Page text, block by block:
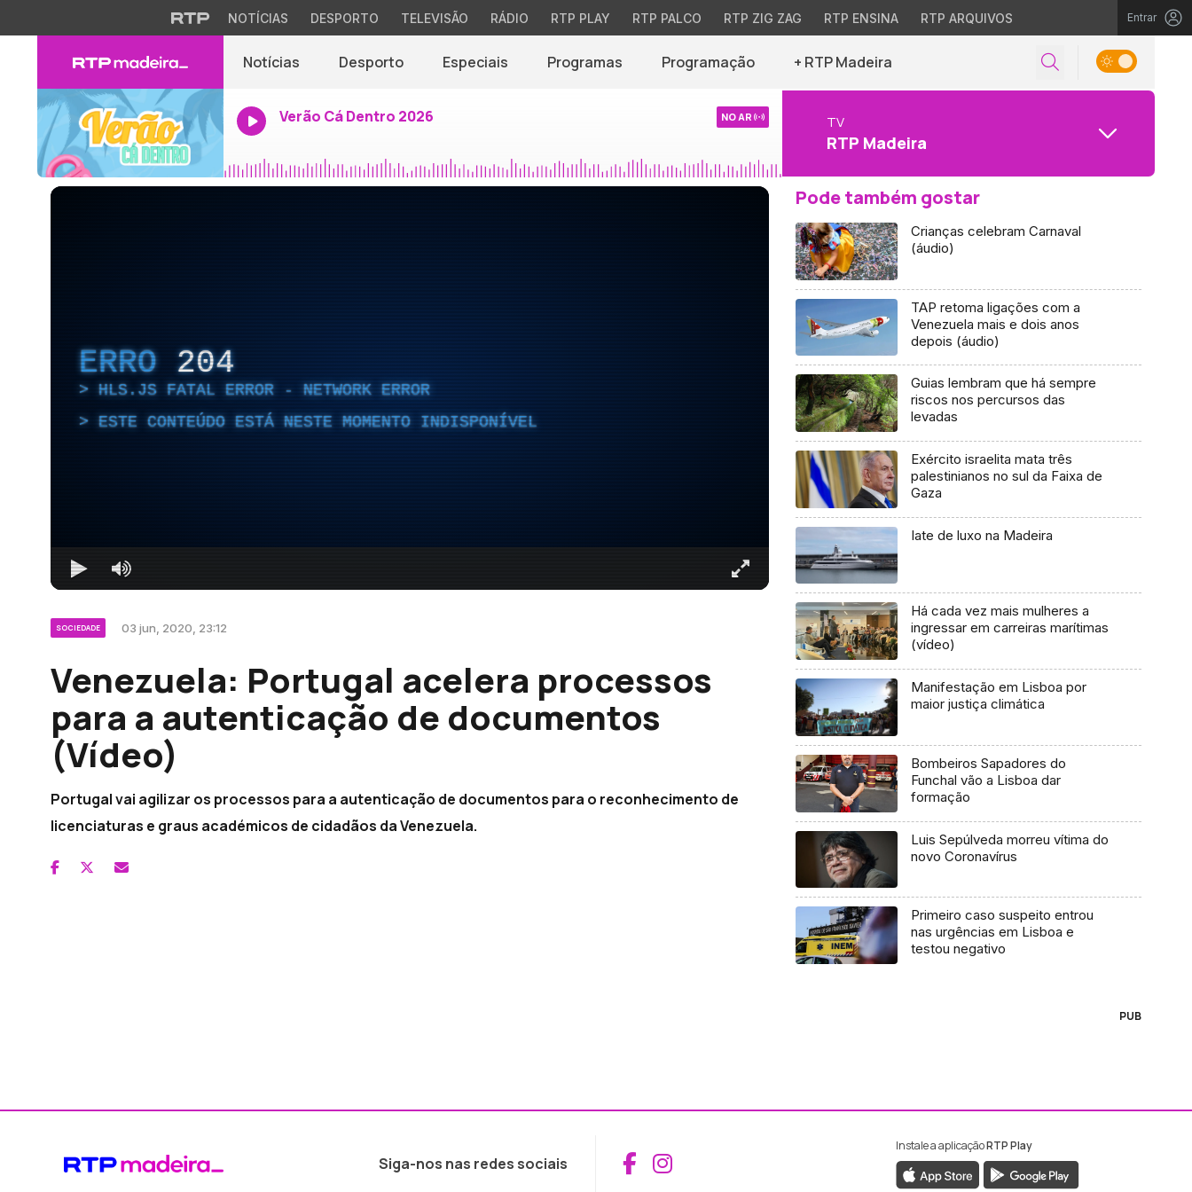
NOTÍCIAS DESPORTO TELEVISÃO RÁDIO RTP PLAY RTP PALCO RTP ZIG ZAG RTP ENSINA RTP ARQUIVOS Entrar
Notícias Desporto Especiais Programas Programação + RTP Madeira
Verão Cá Dentro 2026 NO AR TV
RTP Madeira
ERRO 204
HLS.JS FATAL ERROR - NETWORK ERROR
ESTE CONTEÚDO ESTÁ NESTE MOMENTO INDISPONÍVEL
SOCIEDADE 03 jun, 2020, 23:12
Venezuela: Portugal acelera processos
para a autenticação de documentos
(Vídeo)
Portugal vai agilizar os processos para a autenticação de documentos para o reconhecimento de
licenciaturas e graus académicos de cidadãos da Venezuela.
Pode também gostar
Crianças celebram Carnaval
(áudio)
TAP retoma ligações com a
Venezuela mais e dois anos
depois (áudio)
Guias lembram que há sempre
riscos nos percursos das
levadas
Exército israelita mata três
palestinianos no sul da Faixa de
Gaza
Iate de luxo na Madeira
Há cada vez mais mulheres a
ingressar em carreiras marítimas
(vídeo)
Manifestação em Lisboa por
maior justiça climática
Bombeiros Sapadores do
Funchal vão a Lisboa dar
formação
Luis Sepúlveda morreu vítima do
novo Coronavírus
Primeiro caso suspeito entrou
nas urgências em Lisboa e
testou negativo
PUB
Siga-nos nas redes sociais Aceder ao Facebook da RTP Madeira
Aceder ao Instagram da RTP Madeira
Instale a aplicaçãoRTP Play